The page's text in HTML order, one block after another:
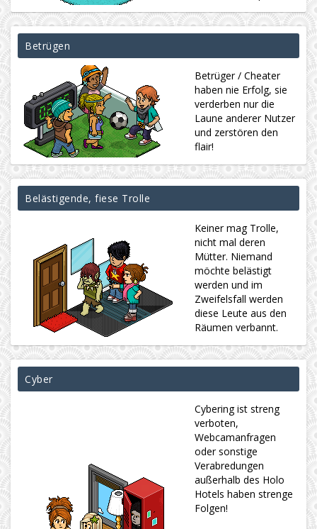
Betrügen
Betrüger / Cheater
haben nie Erfolg, sie
verderben nur die
Laune anderer Nutzer
und zerstören den
flair!
Belästigende, fiese Trolle
Keiner mag Trolle,
nicht mal deren
Mütter. Niemand
möchte belästigt
werden und im
Zweifelsfall werden
diese Leute aus den
Räumen verbannt.
Cyber
Cybering ist streng
verboten,
Webcamanfragen
oder sonstige
Verabredungen
außerhalb des Holo
Hotels haben strenge
Folgen!